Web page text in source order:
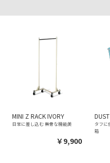
MINI Z RACK IVORY
日常に差し込む 無骨な機能美
￥9,900
タフに
箱